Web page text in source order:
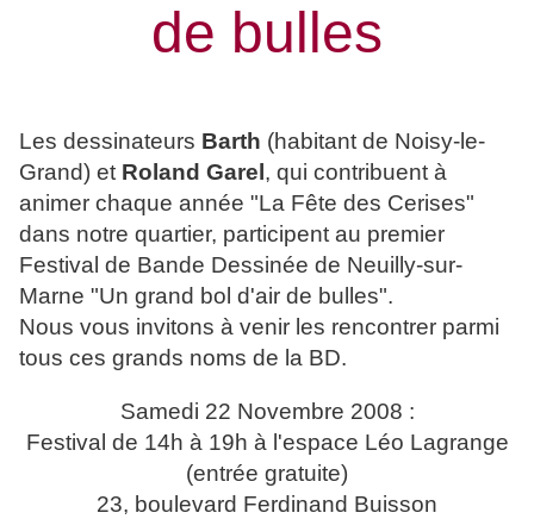
de bulles
Les dessinateurs Barth (habitant de Noisy-le-
Grand) et Roland Garel , qui contribuent à
animer chaque année "La Fête des Cerises"
dans notre quartier, participent au premier
Festival de Bande Dessinée de Neuilly-sur-
Marne "Un grand bol d'air de bulles".
Nous vous invitons à venir les rencontrer parmi
tous ces grands noms de la BD.
Samedi 22 Novembre 2008 :
Festival de 14h à 19h à l'espace Léo Lagrange
(entrée gratuite)
23, boulevard Ferdinand Buisson